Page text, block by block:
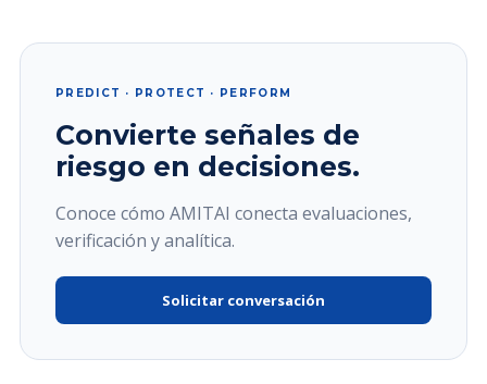
PREDICT · PROTECT · PERFORM
Convierte señales de
riesgo en decisiones.
Conoce cómo AMITAI conecta evaluaciones,
verificación y analítica.
Solicitar conversación